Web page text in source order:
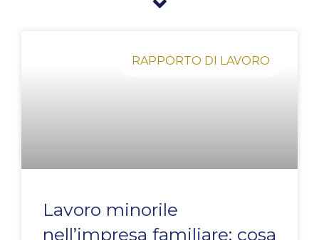
RAPPORTO DI LAVORO
Lavoro minorile
nell’impresa familiare: cosa